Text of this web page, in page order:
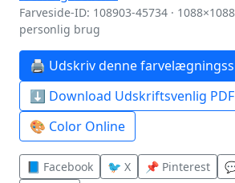
Farveside-ID: 108903-45734 ·
personlig brug
🖨️ Udskriv denne
⬇️ Download Udskriftsvenlig PDF
🎨 Color Online
📘 Facebook 🐦 X 📌 Pinterest